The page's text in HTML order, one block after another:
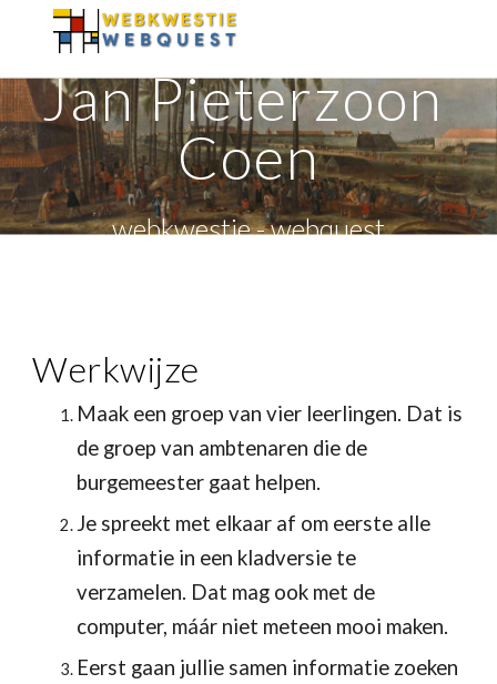
Skip to main content
Jan Pieterzoon
Coen
webkwestie - webquest
Werkwijze
Maak een groep van vier leerlingen. Dat is
de groep van ambtenaren die de
burgemeester gaat helpen.
Je spreekt met elkaar af om eerste alle
informatie in een kladversie te
verzamelen. Dat mag ook met de
computer, máár niet meteen mooi maken.
Eerst gaan jullie samen informatie zoeken